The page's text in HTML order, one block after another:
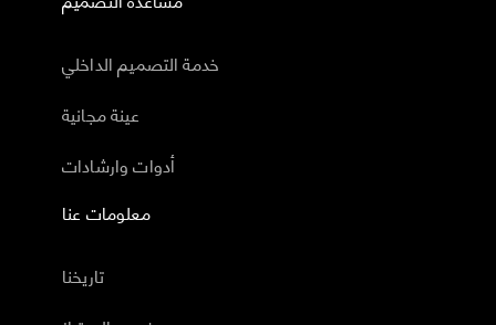
خدمة التصميم الداخلي
عينة مجانية
أدوات وارشادات
معلومات عنا
تاريخنا